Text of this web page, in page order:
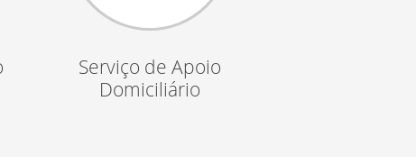
Serviço de Apoio
Domiciliário